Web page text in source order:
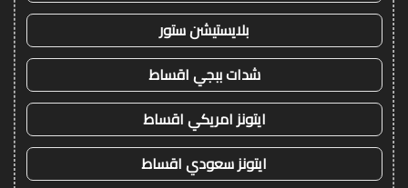
بلايستيشن ستور
شدات ببجي اقساط
ايتونز امريكي اقساط
ايتونز سعودي اقساط